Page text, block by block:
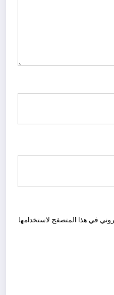
في هذا المتصفح لاستخدامها